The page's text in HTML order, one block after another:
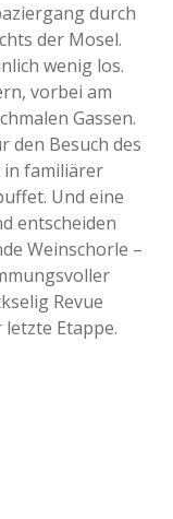
durch
der Mosel.
wenig los.
vorbei am
Gassen.
den Besuch des
in fami­liä­rer
Und eine
ent­schei­den
Wein­schor­le –
Revue
Etappe.